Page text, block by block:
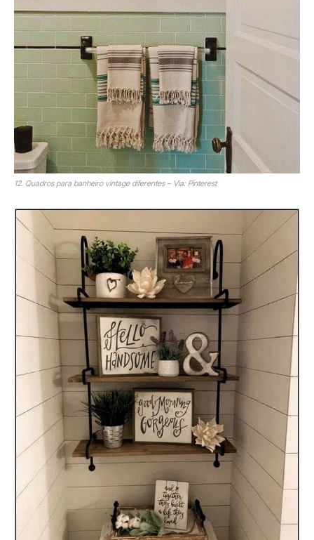
12. Quadros para banheiro vintage diferentes – Via: Pinterest